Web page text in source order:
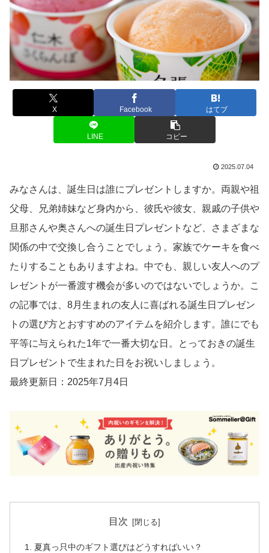
X Facebook はてブ
LINE コピー
2025.07.04
みなさんは、誕生日は誰にプレゼントしますか。両親や祖
父母、兄弟姉妹など身内から、彼氏や彼女、親戚の子供や
旦那さんや奥さんへの誕生日プレゼントなど、さまざまな
関係の中で交換し合うことでしょう。家族でケーキを食べ
たりすることもありますよね。中でも、親しい友人へのプ
レゼントが一番渡す機会が多いのではないでしょうか。こ
の記事では、8月生まれの友人に喜ばれる誕生日プレゼン
トの選び方とおすすめのアイテムを紹介します。誰にでも
平等に与えられた1年で一番大切な日。とっておきの誕生
日プレゼントで生まれた日をお祝いしましょう。
最終更新日：2025年7月4日
目次
夏真っ只中のギフト選びはどうすればいい？